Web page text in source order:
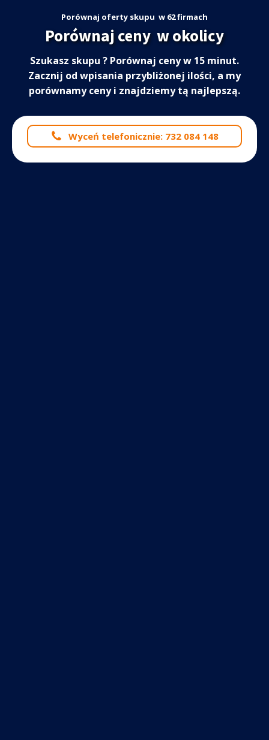
Porównaj oferty skupu w 62 firmach
Porównaj ceny w okolicy
Szukasz skupu ? Porównaj ceny w 15 minut.
Zacznij od wpisania przybliżonej ilości, a my
porównamy ceny i znajdziemy tą najlepszą.
Wyceń telefonicznie: 732 084 148